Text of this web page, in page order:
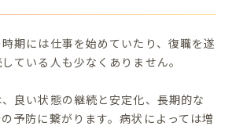
期には仕事を始めていたり、復職を遂
ている人も少なくありません。
良い状態の継続と安定化、長期的な
予防に繋がります。病状によっては増